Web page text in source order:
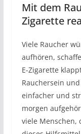
Mit dem
Zigarette
Viele Raucher
aufhören,
E-Zigarette
Rauchersein
einfacher und
morgen
viele Menschen,